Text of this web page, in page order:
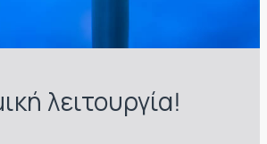
λειτουργία!